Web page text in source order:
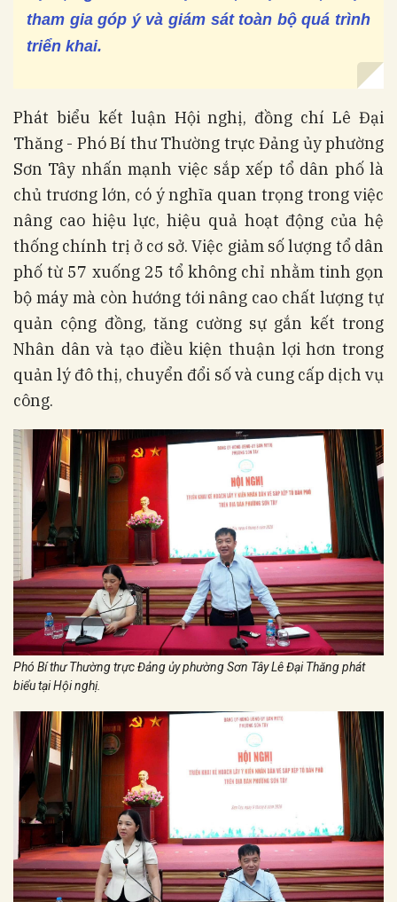
tham gia góp ý và giám sát toàn bộ quá trình
triển khai.
Phát biểu kết luận Hội nghị, đồng chí Lê Đại
Thăng - Phó Bí thư Thường trực Đảng ủy phường
Sơn Tây nhấn mạnh việc sắp xếp tổ dân phố là
chủ trương lớn, có ý nghĩa quan trọng trong việc
nâng cao hiệu lực, hiệu quả hoạt động của hệ
thống chính trị ở cơ sở. Việc giảm số lượng tổ dân
phố từ 57 xuống 25 tổ không chỉ nhằm tinh gọn
bộ máy mà còn hướng tới nâng cao chất lượng tự
quản cộng đồng, tăng cường sự gắn kết trong
Nhân dân và tạo điều kiện thuận lợi hơn trong
quản lý đô thị, chuyển đổi số và cung cấp dịch vụ
công.
Phó Bí thư Thường trực Đảng ủy phường Sơn Tây Lê Đại Thăng phát
biểu tại Hội nghị.